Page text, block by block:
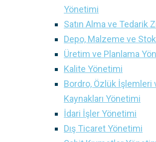
Yönetimi
Satın Alma ve Tedarik
Depo, Malzeme ve
Üretim ve Planlama
Kalite Yönetimi
Bordro, Özlük İşlemleri
Kaynakları Yönetimi
İdari İşler Yönetimi
Dış Ticaret Yönetimi